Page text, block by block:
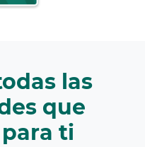
las
que
ti